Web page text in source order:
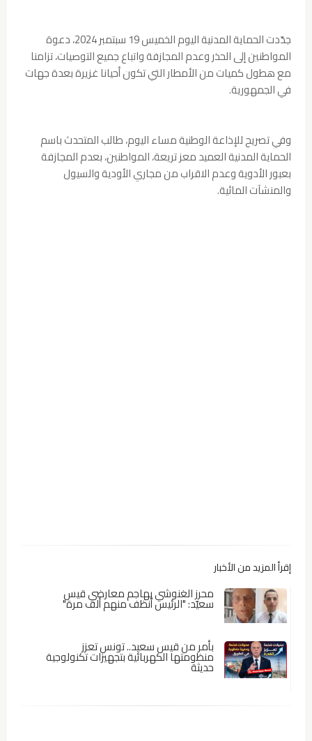
جدّدت الحماية المدنية اليوم الخميس 19 سبتمبر 2024، دعوة
المواطنين إلى الحذر وعدم المجازفة واتباع جميع التوصيات، تزامنا
مع هطول كميات من الأمطار التي تكون أحيانا غزيرة بعدة جهات
في الجمهورية.
وفي تصريح للإذاعة الوطنية مساء اليوم، طالب المتحدث باسم
الحماية المدنية العميد معز تريعة، المواطنين، بعدم المجازفة
بعبور الأدوية وعدم الاقراب من مجاري الأودية والسيول
والمنشآت المائية.
إقرأ المزيد من الأخبار
محرز الغنوشي يهاجم معارضي قيس
سعيّد: "الرئيس أنظف منهم ألف مرة"
بأمر من قيس سعيد.. تونس تعزز
منظومتها الكهربائية بتجهيزات تكنولوجية
حديثة